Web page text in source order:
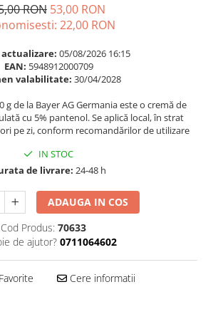
RON 53,00 RON
22,00 RON
05/08/2026 16:15
EAN: 5948912000709
valabilitate: 30/04/2028
g de la Bayer AG Germania este o cremă de
cu 5% pantenol. Se aplică local, în strat
pe zi, conform recomandărilor de utilizare
IN STOC
de livrare: 24-48 h
ADAUGA IN COS
Cod Produs: 70633
de ajutor? 0711064602
Cere informatii